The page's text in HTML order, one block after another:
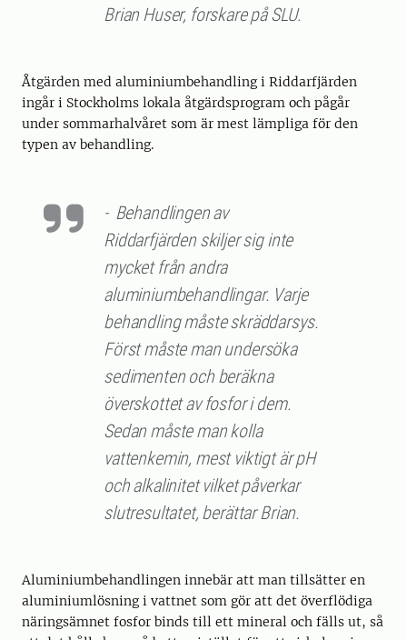
Brian Huser, forskare på SLU.
Åtgärden med aluminiumbehandling i Riddarfjärden
ingår i Stockholms lokala åtgärdsprogram och pågår
under sommarhalvåret som är mest lämpliga för den
typen av behandling.
- Behandlingen av
Riddarfjärden skiljer sig inte
mycket från andra
aluminiumbehandlingar. Varje
behandling måste skräddarsys.
Först måste man undersöka
sedimenten och beräkna
överskottet av fosfor i dem.
Sedan måste man kolla
vattenkemin, mest viktigt är pH
och alkalinitet vilket påverkar
slutresultatet, berättar Brian.
Aluminiumbehandlingen innebär att man tillsätter en
aluminiumlösning i vattnet som gör att det överflödiga
näringsämnet fosfor binds till ett mineral och fälls ut, så